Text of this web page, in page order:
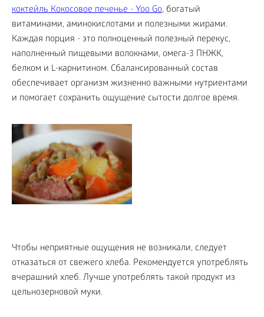
коктейль Кокосовое печенье - Yoo Gо, богатый
витаминами, аминокислотами и полезными жирами.
Каждая порция - это полноценный полезный перекус,
наполненный пищевыми волокнами, омега-3 ПНЖК,
белком и L-карнитином. Сбалансированный состав
обеспечивает организм жизненно важными нутриентами
и помогает сохранить ощущение сытости долгое время.
Чтобы неприятные ощущения не возникали, следует
отказаться от свежего хлеба. Рекомендуется употреблять
вчерашний хлеб. Лучше употреблять такой продукт из
цельнозерновой муки.